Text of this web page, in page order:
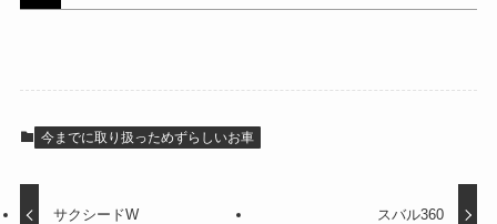
今までに取り扱っためずらしいお車
サクシードW スバル360